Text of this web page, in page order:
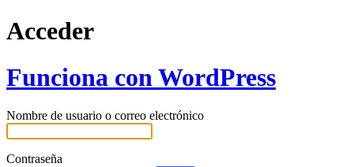
Acceder
Funciona con WordPress
Nombre de usuario o correo electrónico
Contraseña